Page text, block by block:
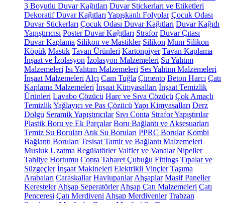
3 Boyutlu Duvar Kağıtları Duvar Stickerları ve Etiketleri
Dekoratif Duvar Kağıtları Yapışkanlı Folyolar Çocuk Odası
Duvar Stickerları Çocuk Odası Duvar Kağıtları Duvar Kağıdı
Yapıştırıcısı Poster Duvar Kağıtları Strafor Duvar Çıtası
Duvar Kaplama Silikon ve Mastikler Silikon Mum Silikon
Köpük Mastik Tavan Ürünleri Kartonpiyer Tavan Kaplama
İnşaat ve İzolasyon İzolasyon Malzemeleri Su Yalıtım
Malzemeleri Isı Yalıtım Malzemeleri Ses Yalıtım Malzemeleri
İnşaat Malzemeleri Alçı Cam Tuğla Çimento Beton Harcı Çatı
Kaplama Malzemeleri İnşaat Kimyasalları İnşaat Temizlik
Ürünleri Lavabo Çözücü Harç ve Sıva Çözücü Çok Amaçlı
TemizlikYağlayıcı ve Pas Çözücü Yapı Kimyasalları Derz
Dolgu Seramik Yapıştırıcılar Sıvı Conta Strafor Yapıştırılar
Plastik Boru ve Ek Parçalar Boru Bağlantı ve Aksesuarları
Temiz Su Boruları Atık Su Boruları PPRC Borular Kombi
Bağlantı Boruları Tesisat Tamir ve Bağlantı Malzemeleri
Musluk Uzatma Regülatörler Valfler ve Vanalar Nipeller
Tahliye Hortumu Conta Taharet Çubuğu Fittings Tıpalar ve
Süzgeçler İnşaat Makineleri Elektrikli Vinçler Taşıma
Arabaları Caraskallar Havlupanlar Ahşaplar Masif Paneller
Keresteler Ahşap Seperatörler Ahşap Çatı Malzemeleri Çatı
Penceresi Çatı Merdiveni Ahşap Merdivenler Trabzan